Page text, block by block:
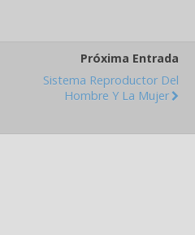
Próxima Entrada
Sistema Reproductor Del
Hombre Y La Mujer